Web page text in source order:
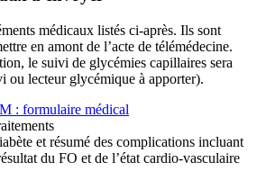
médicaux listés ci-après. Ils sont
en amont de l’acte de télémédecine.
le suivi de glycémies capillaires sera
ou lecteur glycémique à apporter).
: formulaire médical
et résumé des complications incluant
du FO et de l’état cardio-vasculaire